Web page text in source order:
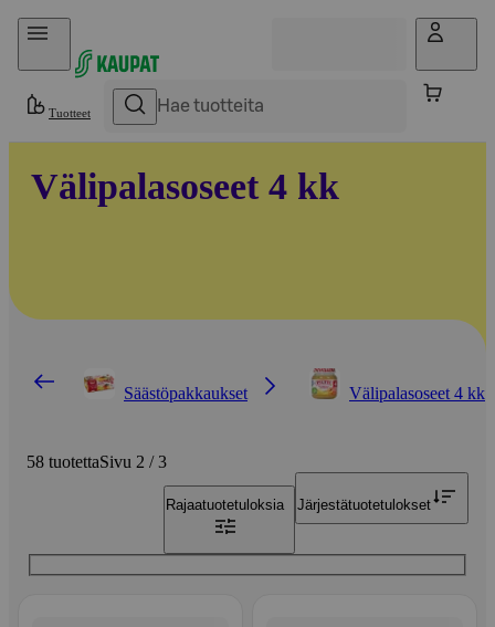
Hyppää sisältöön
Tuotteet
Välipalasoseet 4 kk
Säästöpakkaukset Välipalasoseet 4 kk
58 tuotettaSivu 2 / 3
Rajaatuotetuloksia Järjestätuotetulokset